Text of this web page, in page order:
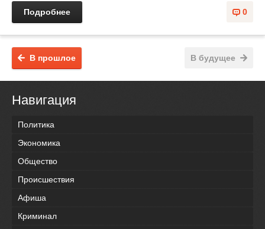
0
Подробнее
В будущее
В прошлое
Навигация
Политика
Экономика
Общество
Происшествия
Афиша
Криминал